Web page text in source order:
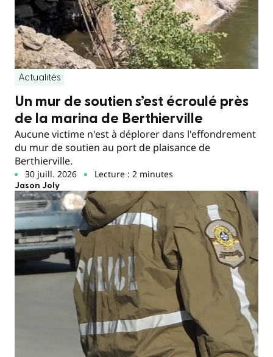
Actualités
Un mur de soutien s’est écroulé près
de la marina de Berthierville
Aucune victime n'est à déplorer dans l'effondrement
du mur de soutien au port de plaisance de
Berthierville.
30 juill. 2026 Lecture : 2 minutes
Jason Joly